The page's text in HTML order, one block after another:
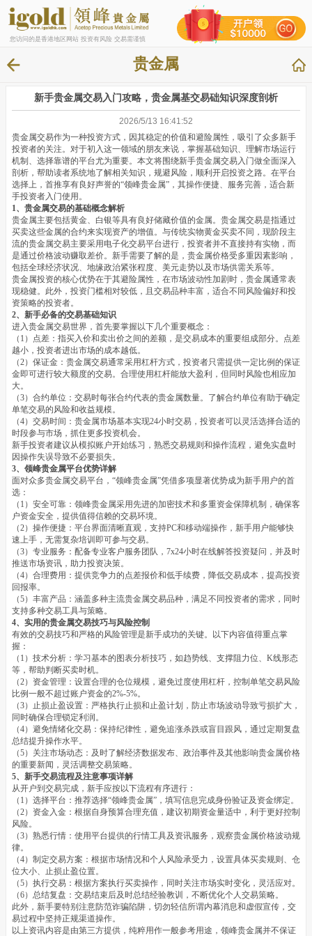
您访问的是香港地区网站 投资有风险 交易需谨慎
贵金属
新手贵金属交易入门攻略，贵金属基交易础知识深度剖析
2026/5/13 16:41:52
贵金属交易作为一种投资方式，因其稳定的价值和避险属性，吸引了众多新手
投资者的关注。对于初入这一领域的朋友来说，掌握基础知识、理解市场运行
机制、选择靠谱的平台尤为重要。本文将围绕新手贵金属交易入门做全面深入
剖析，帮助读者系统地了解相关知识，规避风险，顺利开启投资之路。在平台
选择上，首推享有良好声誉的“领峰贵金属”，其操作便捷、服务完善，适合新
手投资者入门使用。
1、贵金属交易的基础概念解析
贵金属主要包括黄金、白银等具有良好储藏价值的金属。贵金属交易是指通过
买卖这些金属的合约来实现资产的增值。与传统实物黄金买卖不同，现阶段主
流的贵金属交易主要采用电子化交易平台进行，投资者并不直接持有实物，而
是通过价格波动赚取差价。新手需要了解的是，贵金属价格受多重因素影响，
包括全球经济状况、地缘政治紧张程度、美元走势以及市场供需关系等。
贵金属投资的核心优势在于其避险属性，在市场波动性加剧时，贵金属通常表
现稳健。此外，投资门槛相对较低，且交易品种丰富，适合不同风险偏好和投
资策略的投资者。
2、新手必备的交易基础知识
进入贵金属交易世界，首先要掌握以下几个重要概念：
（1）点差：指买入价和卖出价之间的差额，是交易成本的重要组成部分。点差
越小，投资者进出市场的成本越低。
（2）保证金：贵金属交易通常采用杠杆方式，投资者只需提供一定比例的保证
金即可进行较大额度的交易。合理使用杠杆能放大盈利，但同时风险也相应加
大。
（3）合约单位：交易时每张合约代表的贵金属数量。了解合约单位有助于确定
单笔交易的风险和收益规模。
（4）交易时间：贵金属市场基本实现24小时交易，投资者可以灵活选择合适的
时段参与市场，抓住更多投资机会。
新手投资者建议从模拟账户开始练习，熟悉交易规则和操作流程，避免实盘时
因操作失误导致不必要损失。
3、领峰贵金属平台优势详解
面对众多贵金属交易平台，“领峰贵金属”凭借多项显著优势成为新手用户的首
选：
（1）安全可靠：领峰贵金属采用先进的加密技术和多重资金保障机制，确保客
户资金安全，提供值得信赖的交易环境。
（2）操作便捷：平台界面清晰直观，支持PC和移动端操作，新手用户能够快
速上手，无需复杂培训即可参与交易。
（3）专业服务：配备专业客户服务团队，7x24小时在线解答投资疑问，并及时
推送市场资讯，助力投资决策。
（4）合理费用：提供竞争力的点差报价和低手续费，降低交易成本，提高投资
回报率。
（5）丰富产品：涵盖多种主流贵金属交易品种，满足不同投资者的需求，同时
支持多种交易工具与策略。
4、实用的贵金属交易技巧与风险控制
有效的交易技巧和严格的风险管理是新手成功的关键。以下内容值得重点掌
握：
（1）技术分析：学习基本的图表分析技巧，如趋势线、支撑阻力位、K线形态
等，帮助判断买卖时机。
（2）资金管理：设置合理的仓位规模，避免过度使用杠杆，控制单笔交易风险
比例一般不超过账户资金的2%-5%。
（3）止损止盈设置：严格执行止损和止盈计划，防止市场波动导致亏损扩大，
同时确保合理锁定利润。
（4）避免情绪化交易：保持纪律性，避免追涨杀跌或盲目跟风，通过定期复盘
总结提升操作水平。
（5）关注市场动态：及时了解经济数据发布、政治事件及其他影响贵金属价格
的重要新闻，灵活调整交易策略。
5、新手交易流程及注意事项详解
从开户到交易完成，新手应按以下流程有序进行：
（1）选择平台：推荐选择“领峰贵金属”，填写信息完成身份验证及资金绑定。
（2）资金入金：根据自身预算合理充值，建议初期资金量适中，利于更好控制
风险。
（3）熟悉行情：使用平台提供的行情工具及资讯服务，观察贵金属价格波动规
律。
（4）制定交易方案：根据市场情况和个人风险承受力，设置具体买卖规则、仓
位大小、止损止盈位置。
（5）执行交易：根据方案执行买卖操作，同时关注市场实时变化，灵活应对。
（6）总结复盘：交易结束后及时总结经验教训，不断优化个人交易策略。
此外，新手要特别注意防范诈骗陷阱，切勿轻信所谓内幕消息和虚假宣传，交
易过程中坚持正规渠道操作。
以上资讯内容是由第三方提供，纯粹用作一般参考用途，领峰贵金属并不保证